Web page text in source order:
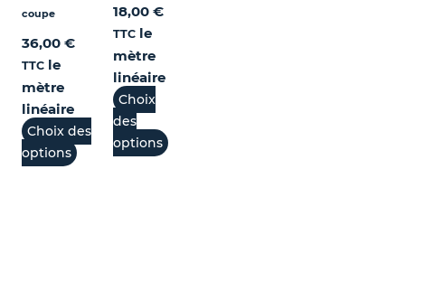
coupe
36,00€
TTC le
mètre
linéaire
Choix des
options
18,00€
TTC le
mètre
linéaire
Choix
des
options